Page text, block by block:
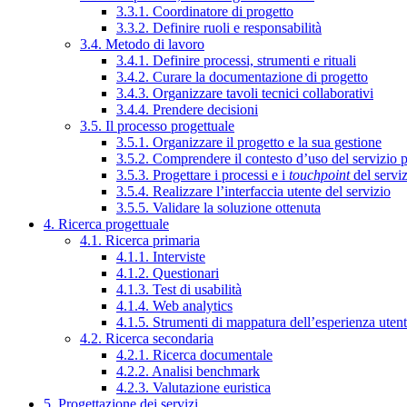
3.3.1. Coordinatore di progetto
3.3.2. Definire ruoli e responsabilità
3.4. Metodo di lavoro
3.4.1. Definire processi, strumenti e rituali
3.4.2. Curare la documentazione di progetto
3.4.3. Organizzare tavoli tecnici collaborativi
3.4.4. Prendere decisioni
3.5. Il processo progettuale
3.5.1. Organizzare il progetto e la sua gestione
3.5.2. Comprendere il contesto d’uso del servizio
3.5.3. Progettare i processi e i touchpointdel
3.5.4. Realizzare l’interfaccia utente del servizio
3.5.5. Validare la soluzione ottenuta
4. Ricerca progettuale
4.1. Ricerca primaria
4.1.1. Interviste
4.1.2. Questionari
4.1.3. Test di usabilità
4.1.4. Web analytics
4.1.5. Strumenti di mappatura dell’esperienza
4.2. Ricerca secondaria
4.2.1. Ricerca documentale
4.2.2. Analisi benchmark
4.2.3. Valutazione euristica
5. Progettazione dei servizi